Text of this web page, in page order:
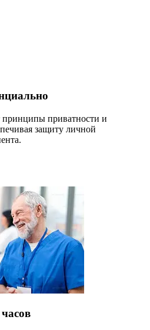
принципы приватности и
защиту личной